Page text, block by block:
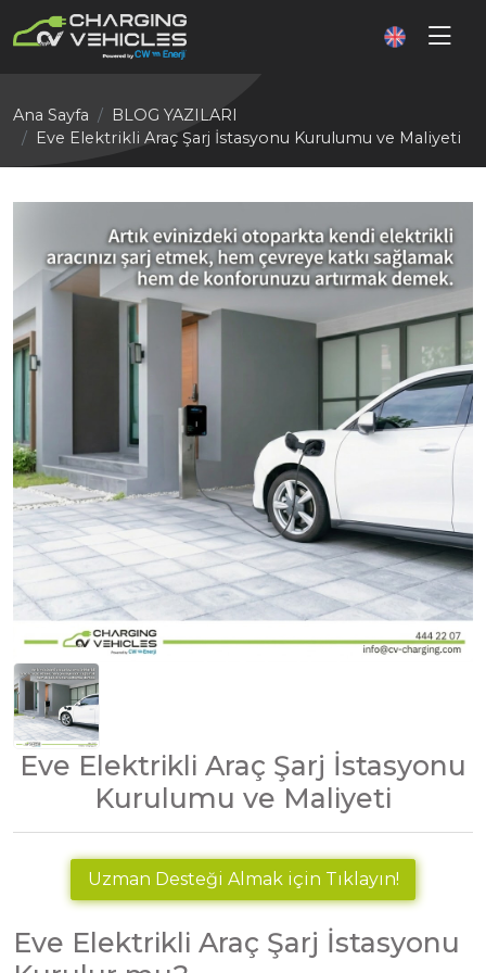
Ana Sayfa
BLOG YAZILARI
Eve Elektrikli Araç Şarj İstasyonu Kurulumu ve Maliyeti
Eve Elektrikli Araç Şarj İstasyonu
Kurulumu ve Maliyeti
Uzman Desteği Almak için Tıklayın!
Eve Elektrikli Araç Şarj İstasyonu